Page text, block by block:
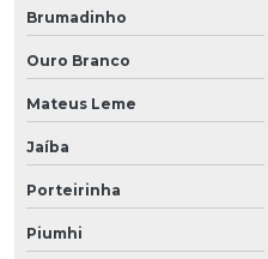
Brumadinho
Ouro Branco
Mateus Leme
Jaíba
Porteirinha
Piumhi